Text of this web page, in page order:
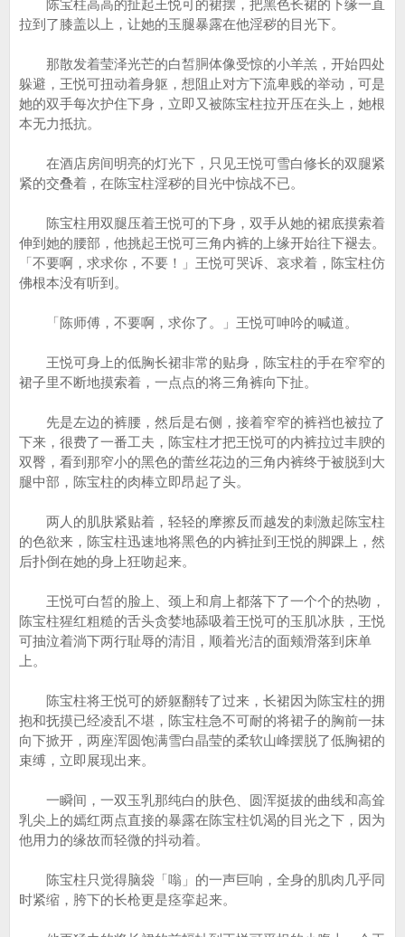
陈宝柱高高的扯起王悦可的裙摆，把黑色长裙的下缘一直
拉到了膝盖以上，让她的玉腿暴露在他淫秽的目光下。
那散发着莹泽光芒的白皙胴体像受惊的小羊羔，开始四处
躲避，王悦可扭动着身躯，想阻止对方下流卑贱的举动，可是
她的双手每次护住下身，立即又被陈宝柱拉开压在头上，她根
本无力抵抗。
在酒店房间明亮的灯光下，只见王悦可雪白修长的双腿紧
紧的交叠着，在陈宝柱淫秽的目光中惊战不已。
陈宝柱用双腿压着王悦可的下身，双手从她的裙底摸索着
伸到她的腰部，他挑起王悦可三角内裤的上缘开始往下褪去。
「不要啊，求求你，不要！」王悦可哭诉、哀求着，陈宝柱仿
佛根本没有听到。
「陈师傅，不要啊，求你了。」王悦可呻吟的喊道。
王悦可身上的低胸长裙非常的贴身，陈宝柱的手在窄窄的
裙子里不断地摸索着，一点点的将三角裤向下扯。
先是左边的裤腰，然后是右侧，接着窄窄的裤裆也被拉了
下来，很费了一番工夫，陈宝柱才把王悦可的内裤拉过丰腴的
双臀，看到那窄小的黑色的蕾丝花边的三角内裤终于被脱到大
腿中部，陈宝柱的肉棒立即昂起了头。
两人的肌肤紧贴着，轻轻的摩擦反而越发的刺激起陈宝柱
的色欲来，陈宝柱迅速地将黑色的内裤扯到王悦的脚踝上，然
后扑倒在她的身上狂吻起来。
王悦可白皙的脸上、颈上和肩上都落下了一个个的热吻，
陈宝柱猩红粗糙的舌头贪婪地舔吸着王悦可的玉肌冰肤，王悦
可抽泣着淌下两行耻辱的清泪，顺着光洁的面颊滑落到床单
上。
陈宝柱将王悦可的娇躯翻转了过来，长裙因为陈宝柱的拥
抱和抚摸已经凌乱不堪，陈宝柱急不可耐的将裙子的胸前一抹
向下掀开，两座浑圆饱满雪白晶莹的柔软山峰摆脱了低胸裙的
束缚，立即展现出来。
一瞬间，一双玉乳那纯白的肤色、圆浑挺拔的曲线和高耸
乳尖上的嫣红两点直接的暴露在陈宝柱饥渴的目光之下，因为
他用力的缘故而轻微的抖动着。
陈宝柱只觉得脑袋「嗡」的一声巨响，全身的肌肉几乎同
时紧缩，胯下的长枪更是痉挛起来。